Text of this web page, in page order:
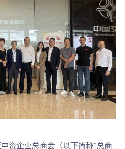
资企业总商会（以下简称“总商